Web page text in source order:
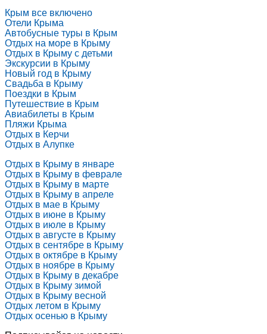
Крым все включено
Отели Крыма
Автобусные туры в Крым
Отдых на море в Крыму
Отдых в Крыму с детьми
Экскурсии в Крыму
Новый год в Крыму
Свадьба в Крыму
Поездки в Крым
Путешествие в Крым
Авиабилеты в Крым
Пляжи Крыма
Отдых в Керчи
Отдых в Алупке
Отдых в Крыму в январе
Отдых в Крыму в феврале
Отдых в Крыму в марте
Отдых в Крыму в апреле
Отдых в мае в Крыму
Отдых в июне в Крыму
Отдых в июле в Крыму
Отдых в августе в Крыму
Отдых в сентябре в Крыму
Отдых в октябре в Крыму
Отдых в ноябре в Крыму
Отдых в Крыму в декабре
Отдых в Крыму зимой
Отдых в Крыму весной
Отдых летом в Крыму
Отдых осенью в Крыму